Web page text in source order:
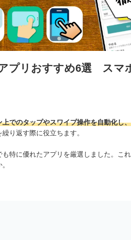
プリおすすめ6選 スマ
上でのタップやスワイプ操作を自動化し
り返す際に役立ちます。
特に優れたアプリを厳選しました。こ